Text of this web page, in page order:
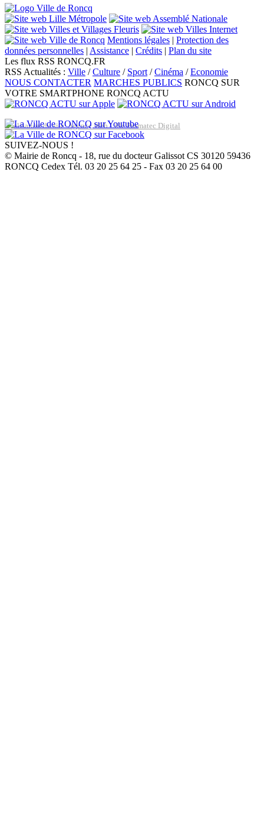
Mentions légales | Protection des
données personnelles | Assistance | Crédits | Plan du site
Les flux RSS RONCQ.FR
RSS Actualités : Ville /Culture / Sport /Cinéma /Economie
NOUS CONTACTER MARCHES PUBLICS RONCQ SUR
VOTRE SMARTPHONE RONCQ ACTU
Réalisation du site: Agence Web Lille Promatec Digital
SUIVEZ-NOUS !
© Mairie de Roncq - 18, rue du docteur Galissot CS 30120 59436
RONCQ Cedex Tél. 03 20 25 64 25 - Fax 03 20 25 64 00